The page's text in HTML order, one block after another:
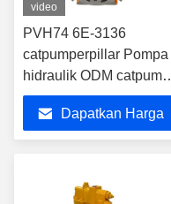
video
PVH74 6E-3136
catpumperpillar Pompa
hidraulik ODM catpump
Pompa piston
Dapatkan Harga